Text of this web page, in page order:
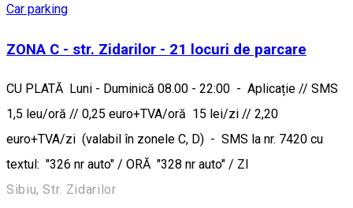
Car parking
ZONA C - str. Zidarilor - 21 locuri de parcare
CU PLATĂ Luni - Duminică 08.00 - 22:00 - Aplicație // SMS
1,5 leu/oră // 0,25 euro+TVA/oră 15 lei/zi // 2,20
euro+TVA/zi (valabil în zonele C, D) - SMS la nr. 7420 cu
textul: "326 nr auto" / ORĂ "328 nr auto" / ZI
Sibiu, Str. Zidarilor